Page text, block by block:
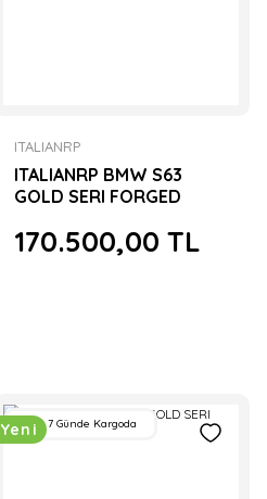
ITALIANRP
ITALIANRP BMW S63
GOLD SERI FORGED
170.500,00 TL
Yeni 7 Günde Kargoda